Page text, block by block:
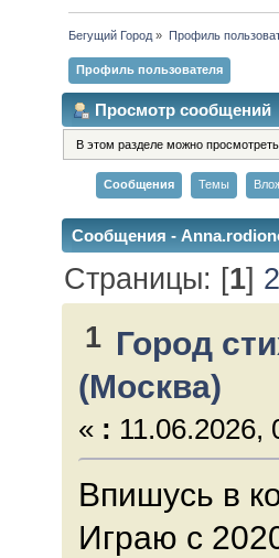
Бегущий Город » Профиль
Профиль пользователя
Просмотр сообщений
В этом разделе можно
Сообщения Темы
Сообщения -
Страницы: [1] 2
1 Город
(Москва)
« : 11.06.2026,
Впишусь в
Играю с